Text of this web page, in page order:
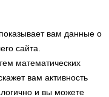
вам данные о
сайта.
математических
вам активность
и вы можете